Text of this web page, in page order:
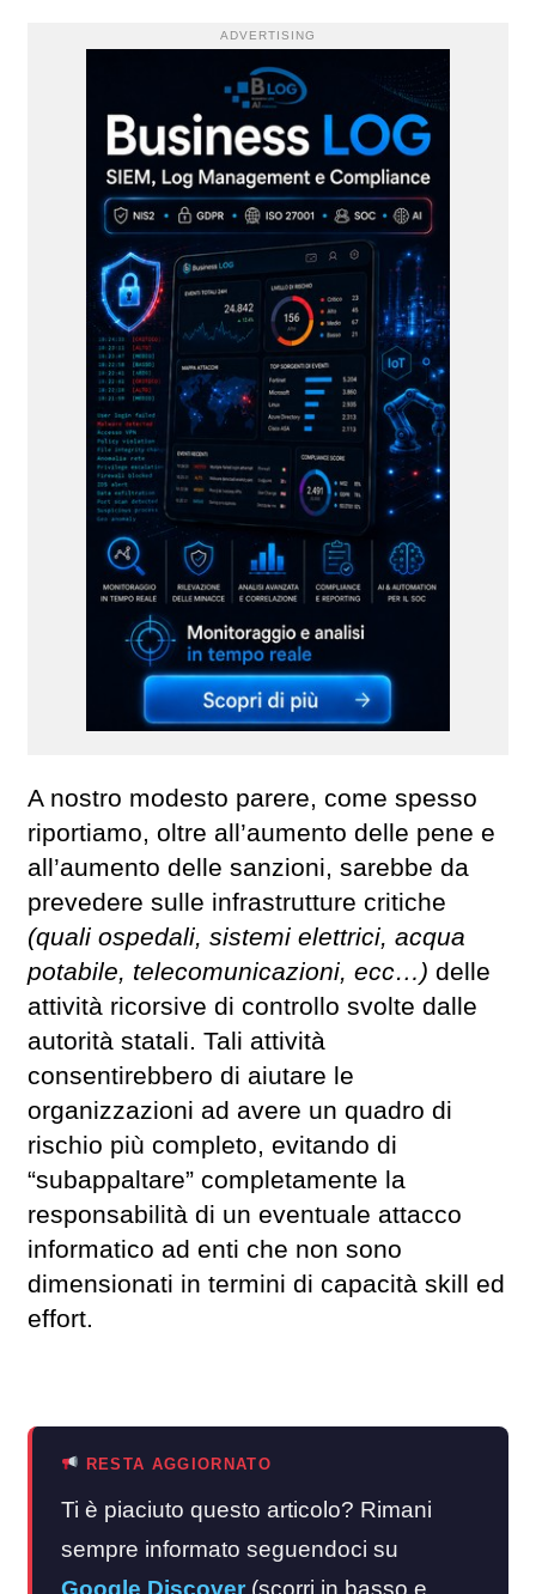
ADVERTISING
A nostro modesto parere, come spesso
riportiamo, oltre all’aumento delle pene e
all’aumento delle sanzioni, sarebbe da
prevedere sulle infrastrutture critiche
(quali ospedali, sistemi elettrici, acqua
potabile, telecomunicazioni, ecc…) delle
attività ricorsive di controllo svolte dalle
autorità statali. Tali attività
consentirebbero di aiutare le
organizzazioni ad avere un quadro di
rischio più completo, evitando di
“subappaltare” completamente la
responsabilità di un eventuale attacco
informatico ad enti che non sono
dimensionati in termini di capacità skill ed
effort.
RESTA AGGIORNATO
Ti è piaciuto questo articolo? Rimani
sempre informato seguendoci su
Google Discover (scorri in basso e